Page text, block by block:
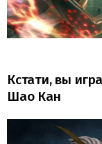
Кстати, вы
Шао Кан